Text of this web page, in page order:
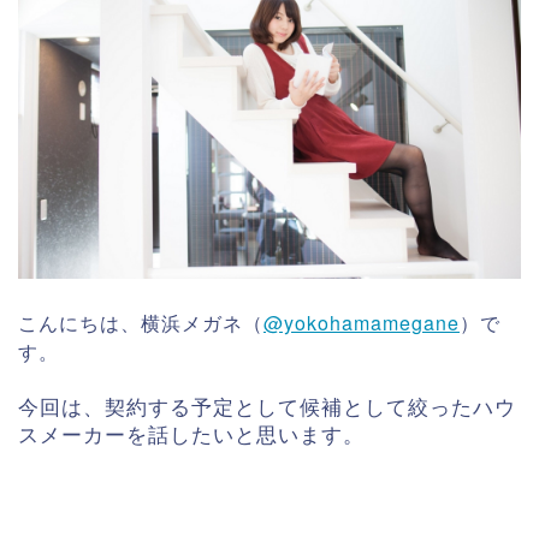
こんにちは、横浜メガネ（@yokohamamegane）で
す。
今回は、契約する予定として候補として絞ったハウ
スメーカーを話したいと思います。